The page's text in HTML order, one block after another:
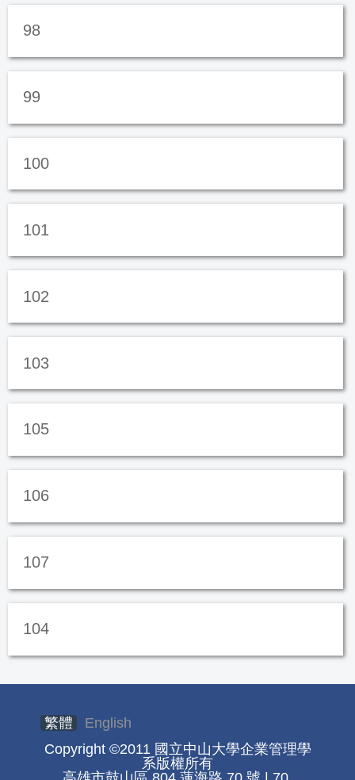
98
99
100
101
102
103
105
106
107
104
繁體
English
Copyright ©2011 國立中山大學企業管理學
系版權所有